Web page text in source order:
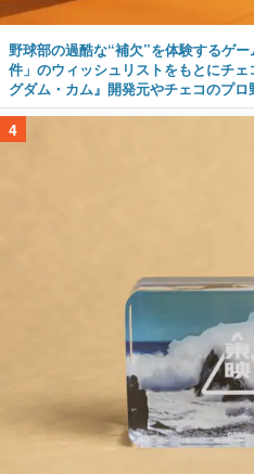
野球部の過酷な“補欠”を体験するゲ
件」のウィッシュリストをもとにチ
グダム・カム』開発元やチェコのプ
4